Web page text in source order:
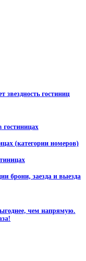
звездность гостиниц
(категории номеров)
брони, заезда и выезда
чем напрямую.